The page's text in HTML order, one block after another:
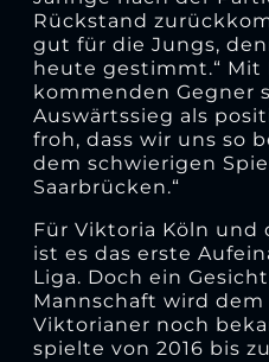
Rückstand
gut für die Jungs,
heute gestimmt.“ Mit
kommenden Gegner
Auswärtssieg als
froh, dass wir uns so
dem schwierigen
Saarbrücken.“
Für Viktoria Köln und
ist es das erste
Liga. Doch ein
Mannschaft wird
Viktorianer noch
spielte von 2016 bis